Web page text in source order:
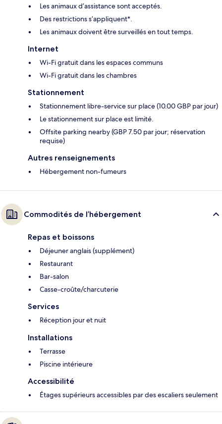
Les animaux d’assistance sont acceptés.
Des restrictions s’appliquent*.
Les animaux doivent être surveillés en tout temps.
Internet
Wi-Fi gratuit dans les espaces communs
Wi-Fi gratuit dans les chambres
Stationnement
Stationnement libre-service sur place (10.00 GBP par jour)
Le stationnement sur place est limité.
Offsite parking nearby (GBP 7.50 par jour; réservation
requise)
Autres renseignements
Hébergement non-fumeurs
Commodités de l’hébergement
Repas et boissons
Déjeuner anglais (supplément)
Restaurant
Bar-salon
Casse-croûte/charcuterie
Services
Réception jour et nuit
Installations
Terrasse
Piscine intérieure
Accessibilité
Étages supérieurs accessibles par des escaliers seulement